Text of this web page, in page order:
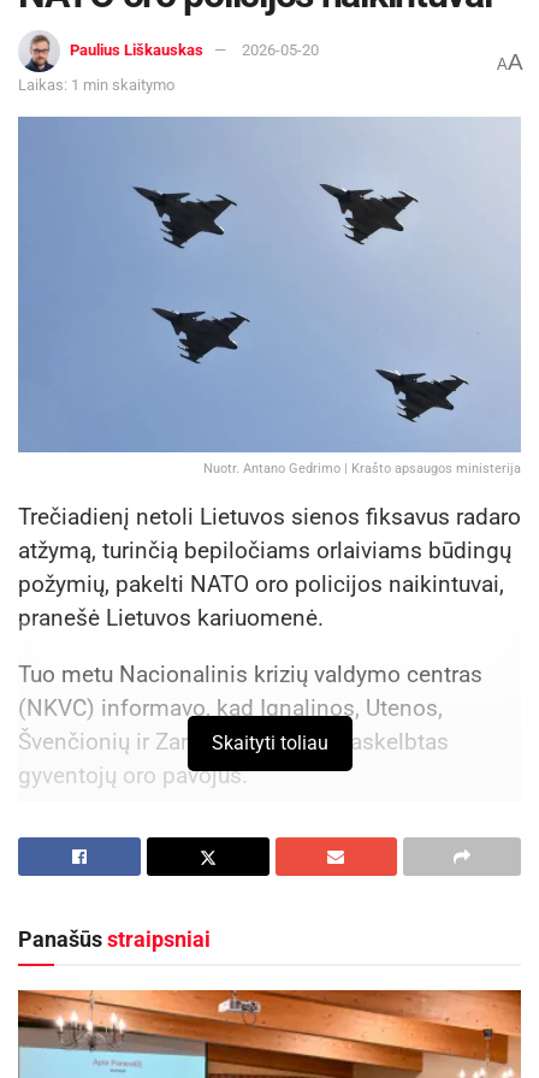
Paulius Liškauskas
2026-05-20
Laikas: 1 min skaitymo
AA
Nuotr. Antano Gedrimo | Krašto apsaugos ministerija
Trečiadienį netoli Lietuvos sienos fiksavus radaro
atžymą, turinčią bepiločiams orlaiviams būdingų
požymių, pakelti NATO oro policijos naikintuvai,
pranešė Lietuvos kariuomenė.
Tuo metu Nacionalinis krizių valdymo centras
(NKVC) informavo, kad Ignalinos, Utenos,
Švenčionių ir Zarasų rajonuose paskelbtas
gyventojų oro pavojus.
Aktualios naujienos
praktikos slaugytojų
Rugpjūčio 11-ąją Utenoje vyks nacionalinės
„Maisto banko“ civilinės saugos pratybos
2026-08-06
Skaityti toliau
Panašūsstraipsniai